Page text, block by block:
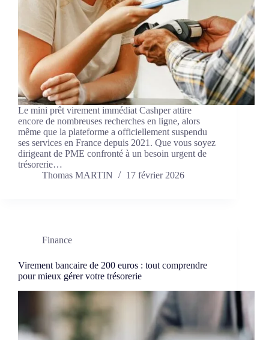
Le mini prêt virement immédiat Cashper attire
encore de nombreuses recherches en ligne, alors
même que la plateforme a officiellement suspendu
ses services en France depuis 2021. Que vous soyez
dirigeant de PME confronté à un besoin urgent de
trésorerie…
Thomas MARTIN
17 février 2026
Finance
Virement bancaire de 200 euros : tout comprendre
pour mieux gérer votre trésorerie